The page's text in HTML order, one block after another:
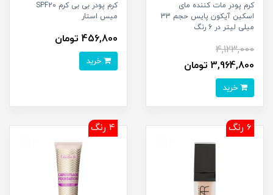
کرم پودر مات کننده مای
اسکین آیکون پایس حجم 33
میلی لیتر در 6 رنگ
4,123,000
3,964,800 تومان
کرم پودر بی بی کرم SPF20
میس استار
456,800 تومان
6 رنگ 4 رنگ